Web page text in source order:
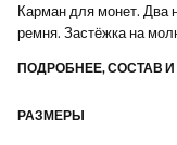
Карман для монет. Два
ремня. Застёжка на
ПОДРОБНЕЕ, СОСТАВ И
РАЗМЕРЫ